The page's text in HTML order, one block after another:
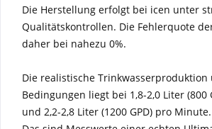
Die Herstellung erfolgt bei icen unter
Qualitätskontrollen. Die Fehlerquote
daher bei nahezu 0%.
Die realistische
Bedingungen liegt bei 1,8-2,0 Liter (800
und 2,2-2,8 Liter (1200 GPD) pro Minute.